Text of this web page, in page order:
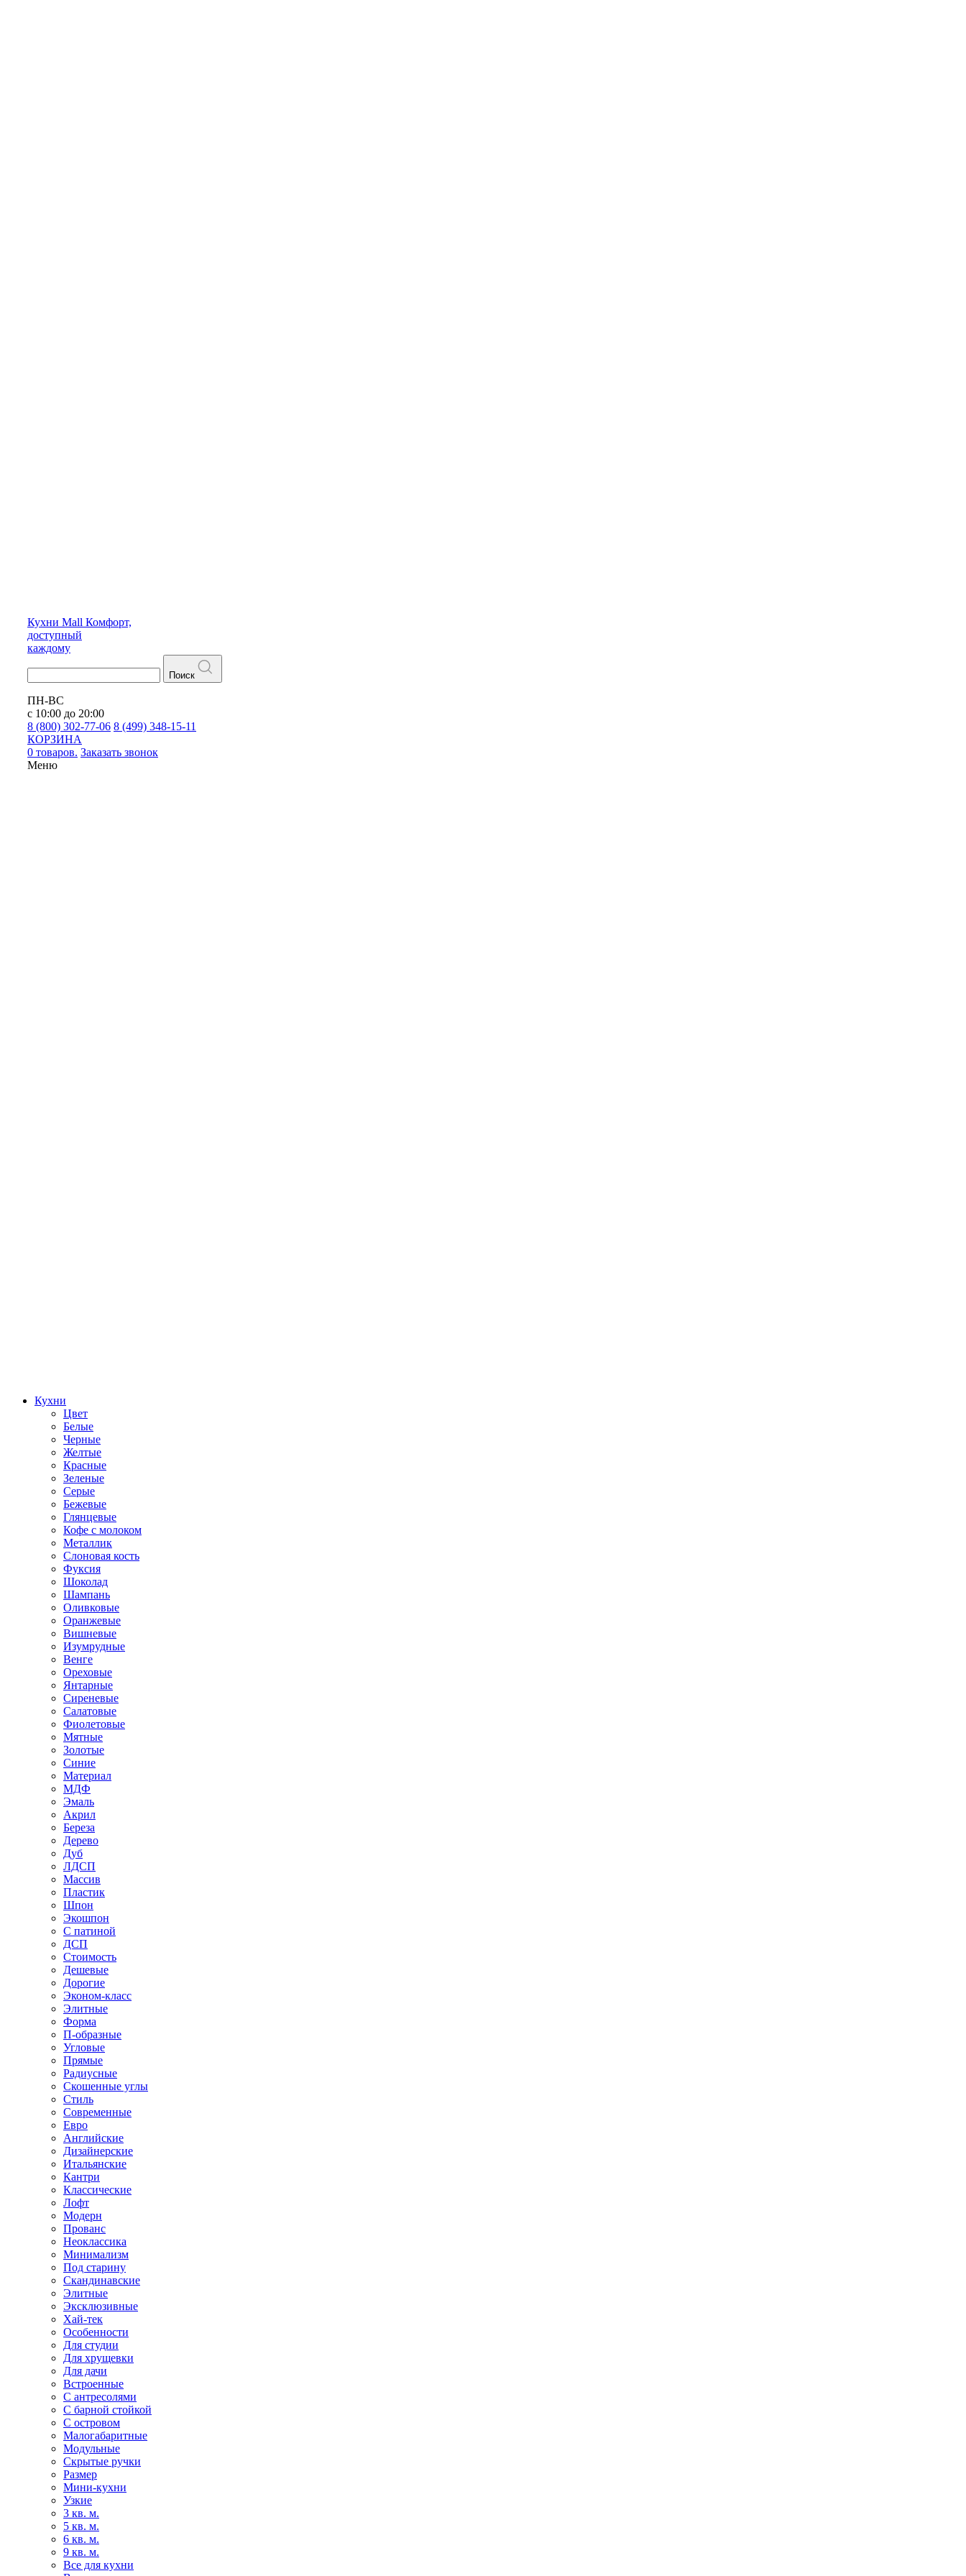
Кухни Mall Комфорт,
доступный
каждому
Поиск
ПН-ВС
с 10:00 до 20:00
8 (800) 302-77-06 8 (499) 348-15-11
КОРЗИНА
0 товаров. Заказать звонок
Меню
Кухни
Цвет
Белые
Черные
Желтые
Красные
Зеленые
Серые
Бежевые
Глянцевые
Кофе с молоком
Металлик
Слоновая кость
Фуксия
Шоколад
Шампань
Оливковые
Оранжевые
Вишневые
Изумрудные
Венге
Ореховые
Янтарные
Сиреневые
Салатовые
Фиолетовые
Мятные
Золотые
Синие
Материал
МДФ
Эмаль
Акрил
Береза
Дерево
Дуб
ЛДСП
Массив
Пластик
Шпон
Экошпон
С патиной
ДСП
Стоимость
Дешевые
Дорогие
Эконом-класс
Элитные
Форма
П-образные
Угловые
Прямые
Радиусные
Скошенные углы
Стиль
Современные
Евро
Английские
Дизайнерские
Итальянские
Кантри
Классические
Лофт
Модерн
Прованс
Неоклассика
Минимализм
Под старину
Скандинавские
Элитные
Эксклюзивные
Хай-тек
Особенности
Для студии
Для хрущевки
Для дачи
Встроенные
С антресолями
С барной стойкой
С островом
Малогабаритные
Модульные
Скрытые ручки
Размер
Мини-кухни
Узкие
3 кв. м.
5 кв. м.
6 кв. м.
9 кв. м.
Все для кухни